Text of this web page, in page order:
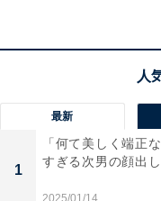
最新
1
「何て美しく端正
すぎる次男の顔出